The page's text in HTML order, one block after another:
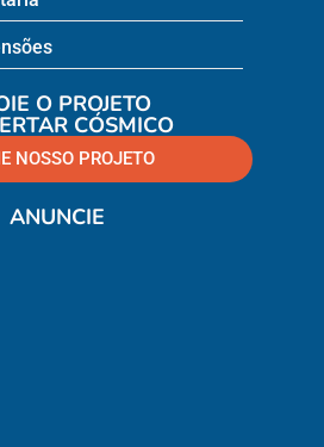
O PROJETO
CÓSMICO
NOSSO PROJETO
ANUNCIE